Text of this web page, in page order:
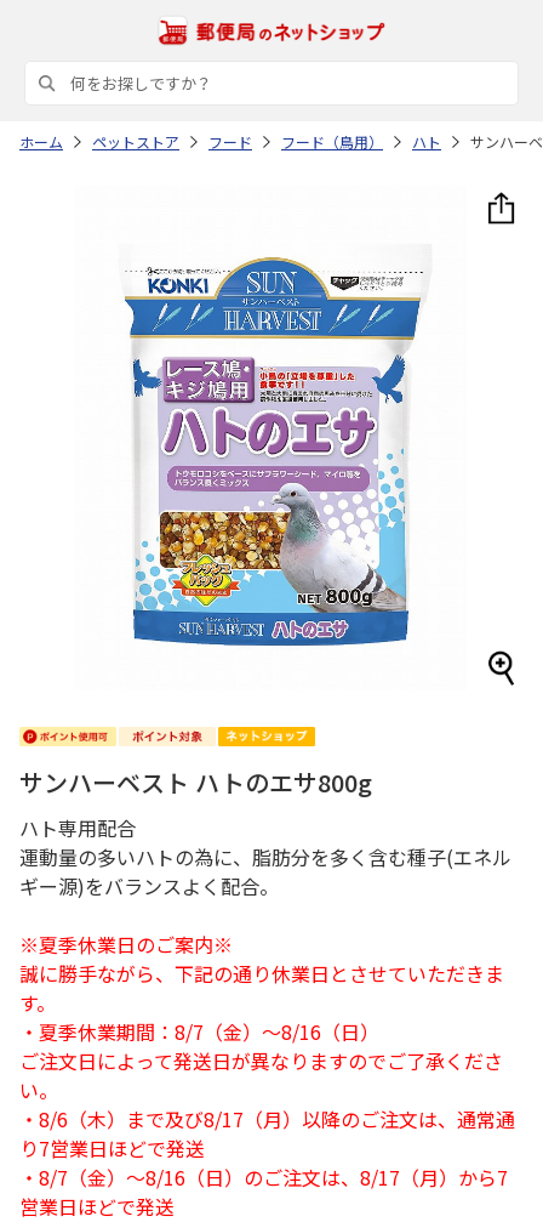
ホーム ペットストア フード フード（鳥用） ハト サンハー
サンハーベスト ハトのエサ800g
ハト専用配合
運動量の多いハトの為に、脂肪分を多く含む種子(エネル
ギー源)をバランスよく配合。
※夏季休業日のご案内※
誠に勝手ながら、下記の通り休業日とさせていただきま
す。
・夏季休業期間：8/7（金）～8/16（日）
ご注文日によって発送日が異なりますのでご了承くださ
い。
・8/6（木）まで及び8/17（月）以降のご注文は、通常通
り7営業日ほどで発送
・8/7（金）～8/16（日）のご注文は、8/17（月）から7
営業日ほどで発送